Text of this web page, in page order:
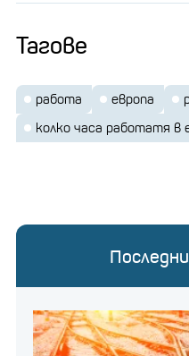
Тагове
работа европа
колко часа работатя в